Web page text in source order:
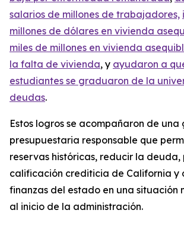
salarios de millones de trabajadores,
millones de dólares en vivienda
miles de millones en vivienda
la falta de vivienda, y ayudaron a
estudiantes se graduaron de la
deudas.
Estos logros se acompañaron de una
presupuestaria responsable que
reservas históricas, reducir la
calificación crediticia de California y
finanzas del estado en una situación
al inicio de la administración.